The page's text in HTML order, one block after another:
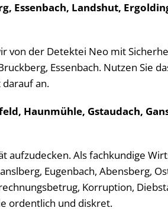
Landshut,
der Detektei Neo mit
Essenbach. Nutzen Sie
an.
Haunmühle, Gstaudach,
Als fachkundige
Eugenbach, Abensberg,
Korruption,
ordentlich und diskret.